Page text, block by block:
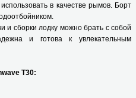
в качестве рымов. Борт
и сборки лодку можно брать с собой
и готова к увлекательным
T30: